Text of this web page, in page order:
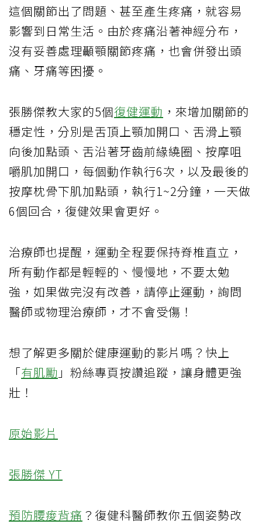
這個關節出了問題、甚至產生疼痛，就容易
影響到日常生活。由於疼痛沿著神經分布，
沒有妥善處理顳顎關節疼痛，也會併發出頭
痛、牙痛等困擾。
張勝傑教大家的5個復健運動 ，來增加關節的
穩定性，分別是舌頂上顎加開口、舌滑上顎
向後加點頭、舌沿著牙齒前緣繞圈、按摩咀
嚼肌加開口，每個動作執行6次，以及最後的
按摩枕骨下肌加點頭，執行1~2分鐘，一天做
6個回合，復健效果會更好。
治療師也提醒，運動全程要保持脊椎直立，
所有動作都是輕輕的、慢慢地，不要太勉
強，如果做完沒有改善，請停止運動，詢問
醫師或物理治療師，才不會受傷！
想了解更多關於健康運動的影片嗎？快上
「有肌勵 」粉絲專頁按讚追蹤，讓身體更強
壯！
原始影片
張勝傑 YT
預防腰痠背痛 ？復健科醫師教你五個姿勢改